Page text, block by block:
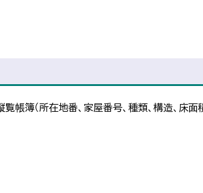
帳簿（所在地番、家屋番号、種類、構造、床面